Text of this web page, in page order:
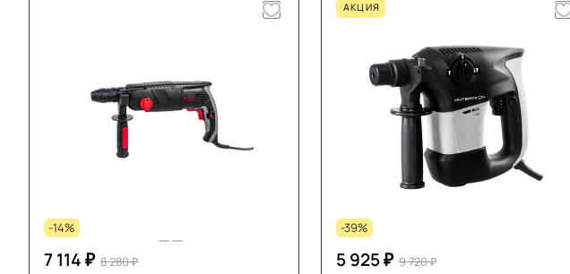
-14%
7 114 ₽ 8 280 ₽
АКЦИЯ
-39%
5 925 ₽ 9 720 ₽